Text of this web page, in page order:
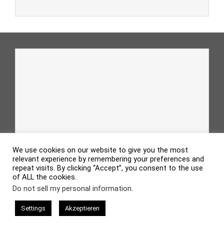
We use cookies on our website to give you the most
relevant experience by remembering your preferences and
repeat visits. By clicking “Accept”, you consent to the use
of ALL the cookies.
Do not sell my personal information.
Settings Akzeptieren